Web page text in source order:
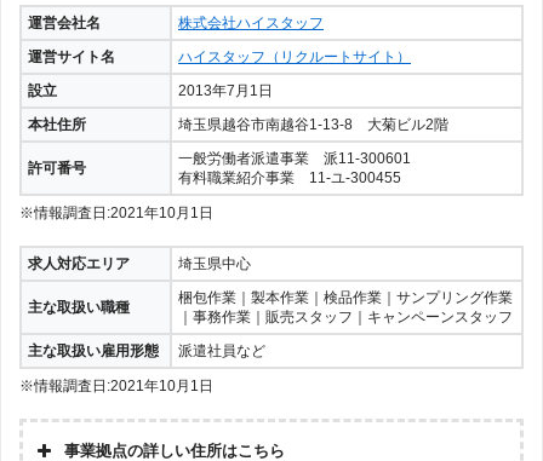
運営会社名
株式会社ハイスタッフ
運営サイト名
ハイスタッフ（リクルートサイト）
設立
2013年7月1日
本社住所
埼玉県越谷市南越谷1-13-8 大菊ビル2階
許可番号
一般労働者派遣事業 派11-300601
有料職業紹介事業 11-ユ-300455
※情報調査日:2021年10月1日
求人対応エリア 埼玉県中心
主な取扱い職種
梱包作業｜製本作業｜検品作業｜サンプリング作業
｜事務作業｜販売スタッフ｜キャンペーンスタッフ
主な取扱い雇用形態
派遣社員など
※情報調査日:2021年10月1日
事業拠点の詳しい住所はこちら